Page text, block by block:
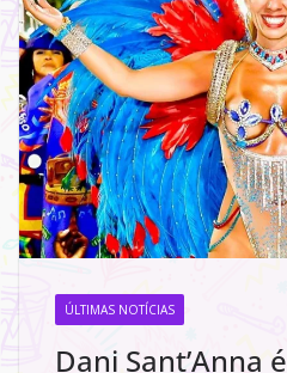
ÚLTIMAS NOTÍCIAS
Dani Sant’Anna